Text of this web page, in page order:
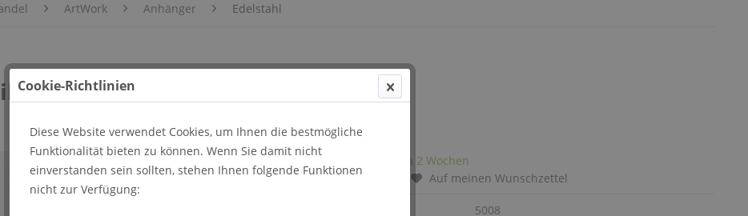
ArtWork Anhänger Edelstahl
603
Lieferzeit: ca 2 Wochen
Vergleichen
Auf meinen Wunschzettel
5008
Cookie-Richtlinien
Diese Website verwendet Cookies, um Ihnen die bestmögliche
Funktionalität bieten zu können. Wenn Sie damit nicht
einverstanden sein sollten, stehen Ihnen folgende Funktionen
nicht zur Verfügung: